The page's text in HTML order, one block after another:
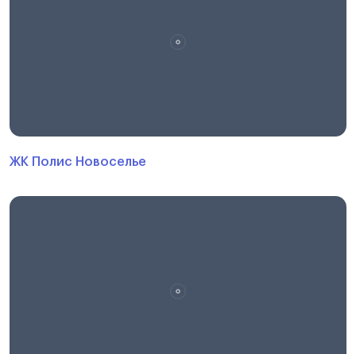
ЖК Полис Новоселье